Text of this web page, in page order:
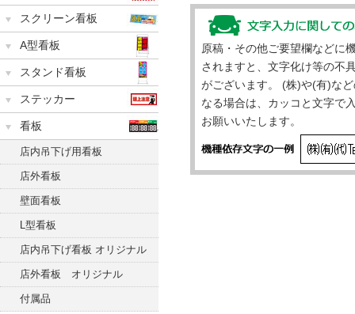
原稿・その他ご要望欄などに
されますと、文字化け等の不
がございます。 (株)や(有)な
なる場合は、カッコと文字で
お願いいたします。
スクリーン看板
A型看板
スタンド看板
ステッカー
看板
店内吊下げ用看板
店外看板
壁面看板
L型看板
店内吊下げ看板 オリジナル
店外看板 オリジナル
付属品